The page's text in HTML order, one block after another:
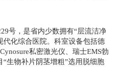
号，是省内少数拥有“层流洁净
代化综合医院。科室设备包括德
私密激光仪、瑞士EMS勃
生物补片阴茎增粗”选用脱细胞